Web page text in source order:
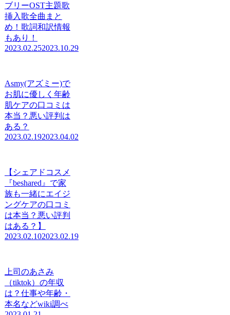
ブリーOST主題歌
挿入歌全曲まと
め！歌詞和訳情報
もあり！
2023.02.252023.10.29
Asmy(アズミー)で
お肌に優しく年齢
肌ケアの口コミは
本当？悪い評判は
ある？
2023.02.192023.04.02
【シェアドコスメ
『beshared』で家
族も一緒にエイジ
ングケアの口コミ
は本当？悪い評判
はある？】
2023.02.102023.02.19
上司のあさみ
（tiktok）の年収
は？仕事や年齢・
本名などwiki調べ